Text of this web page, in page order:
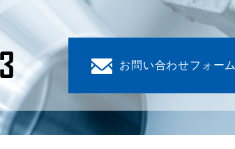
お問い合わせフォーム